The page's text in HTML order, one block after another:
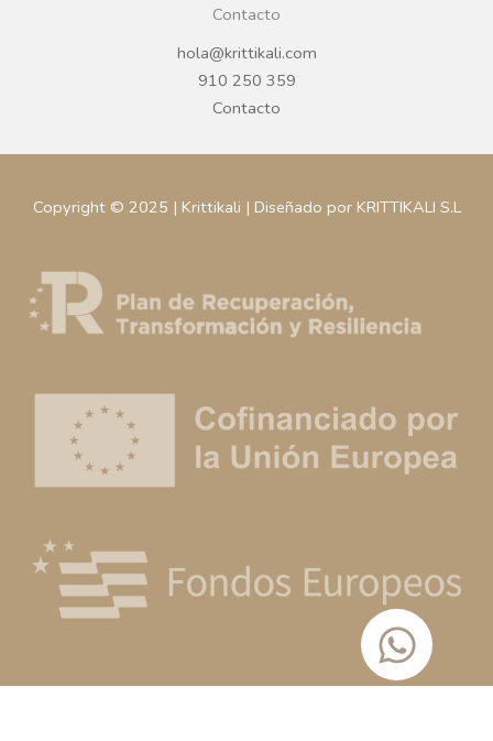
Contacto
hola@krittikali.com
910 250 359
Contacto
Copyright © 2025 | Krittikali | Diseñado por KRITTIKALI S.L